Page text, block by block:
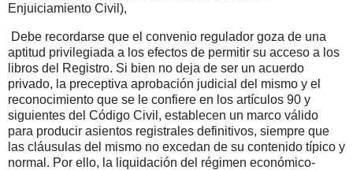
Enjuiciamiento Civil),
Debe recordarse que el convenio regulador goza de una
aptitud privilegiada a los efectos de permitir su acceso a los
libros del Registro. Si bien no deja de ser un acuerdo
privado, la preceptiva aprobación judicial del mismo y el
reconocimiento que se le confiere en los artículos 90 y
siguientes del Código Civil, establecen un marco válido
para producir asientos registrales definitivos, siempre que
las cláusulas del mismo no excedan de su contenido típico y
normal. Por ello, la liquidación del régimen económico-